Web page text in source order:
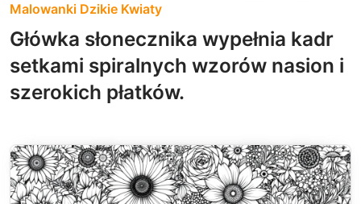
Malowanki Dzikie Kwiaty
Główka słonecznika wypełnia kadr
setkami spiralnych wzorów nasion i
szerokich płatków.